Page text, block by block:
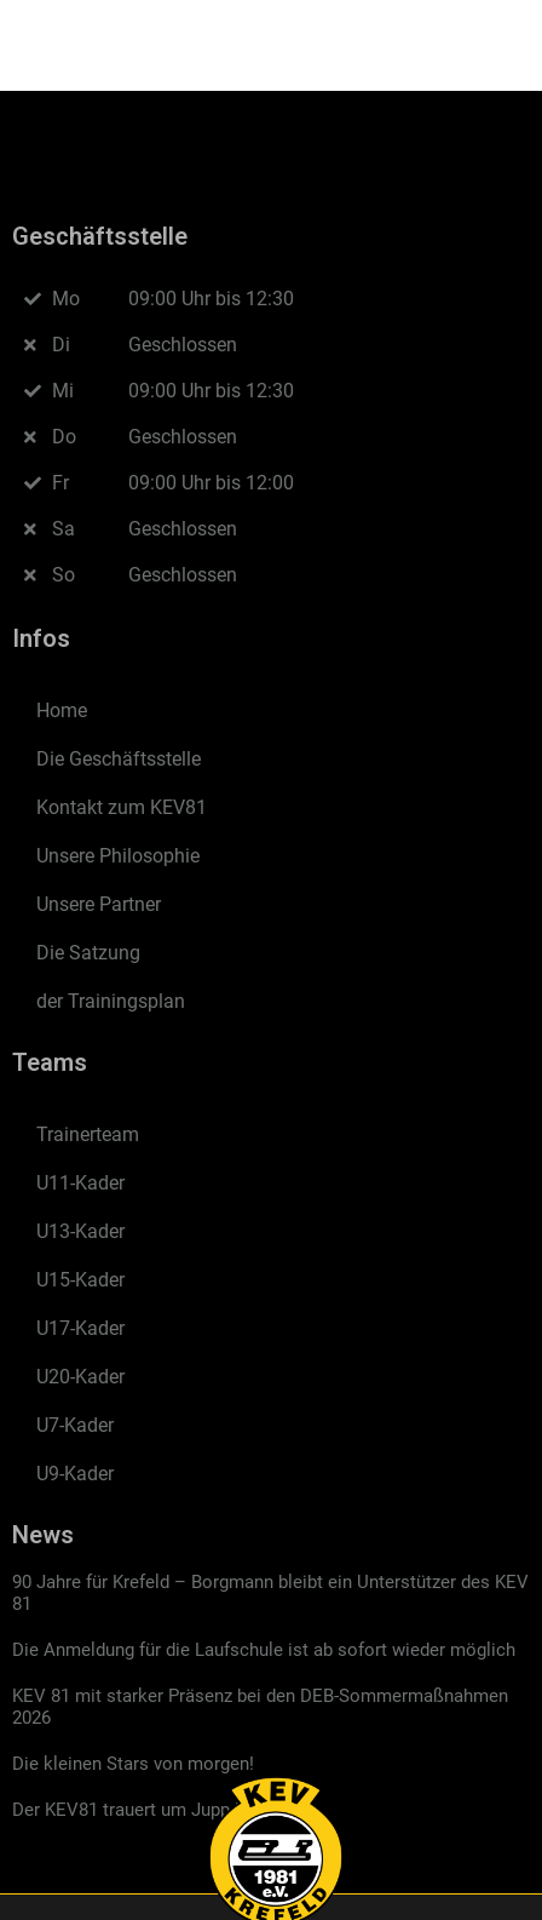
Geschäftsstelle
Mo
Di
Mi
Do
Fr
Sa
So
09:00 Uhr bis 12:30
Geschlossen
09:00 Uhr bis 12:30
Geschlossen
09:00 Uhr bis 12:00
Geschlossen
Geschlossen
Infos
Home
Die Geschäftsstelle
Kontakt zum KEV81
Unsere Philosophie
Unsere Partner
Die Satzung
der Trainingsplan
Teams
Trainerteam
U11-Kader
U13-Kader
U15-Kader
U17-Kader
U20-Kader
U7-Kader
U9-Kader
News
90 Jahre für Krefeld – Borgmann bleibt ein Unterstützer des KEV
81
Die Anmeldung für die Laufschule ist ab sofort wieder möglich
KEV 81 mit starker Präsenz bei den DEB-Sommermaßnahmen
2026
Die kleinen Stars von morgen!
Der KEV81 trauert um Jupp Kompalla